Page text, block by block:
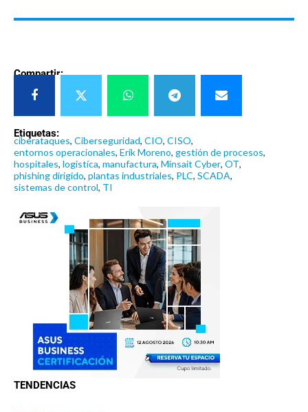
Compartir:
Etiquetas:
ciberataques, Ciberseguridad, CIO, CISO,
entornos operacionales, Erik Moreno, gestión de procesos,
hospitales, logistíca, manufactura, Minsait Cyber, OT,
phishing dirigido, plantas industriales, PLC, SCADA,
sistemas de control, TI
TENDENCIAS